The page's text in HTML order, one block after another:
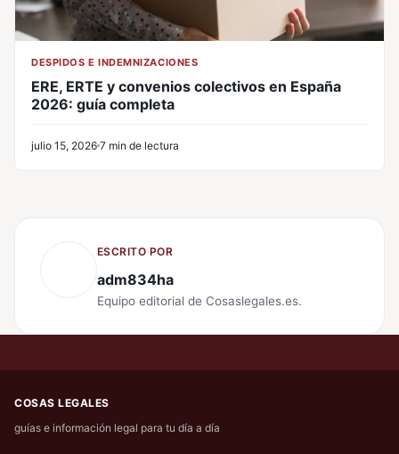
DESPIDOS E INDEMNIZACIONES
ERE, ERTE y convenios colectivos en España
2026: guía completa
julio 15, 2026 7 min de lectura
ESCRITO POR
adm834ha
Equipo editorial de Cosaslegales.es.
COSAS LEGALES
guías e información legal para tu día a día